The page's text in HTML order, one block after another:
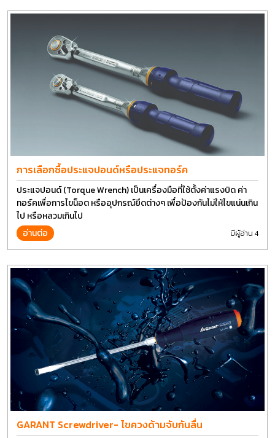
การเลือกซื้อประแจปอนด์หรือประแจทอร์ค
ประแจปอนด์ (Torque Wrench) เป็นเครื่องมือที่ใช้ตั้งค่าแรงบิด ค่า
ทอร์คเพื่อการไขน็อต หรืออุปกรณ์ยึดต่างๆ เพื่อป้องกันไม่ให้ไขแน่นเกิน
ไป หรือหลวมเกินไป
อ่านต่อ
มีผู้อ่าน 4
GARANT Screwdriver- ไขควงด้ามจับกันลื่น